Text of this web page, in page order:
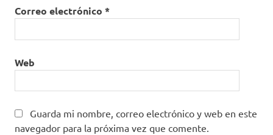
Correo electrónico *
Web
Guarda mi nombre, correo electrónico y web en este
navegador para la próxima vez que comente.